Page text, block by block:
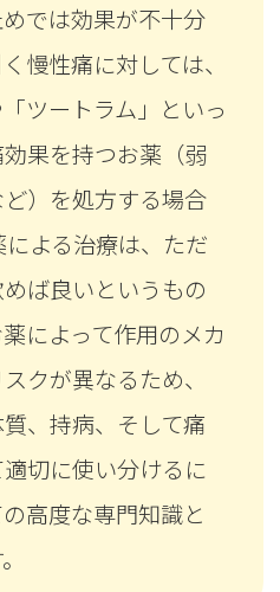
では効果が不十分
慢性痛に対しては、
ツートラム」といっ
果を持つお薬（弱
）を処方する場合
よる治療は、ただ
ば良いというもの
によって作用のメカ
クが異なるため、
、持病、そして痛
切に使い分けるに
高度な専門知識と